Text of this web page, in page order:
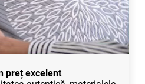
preț excelent